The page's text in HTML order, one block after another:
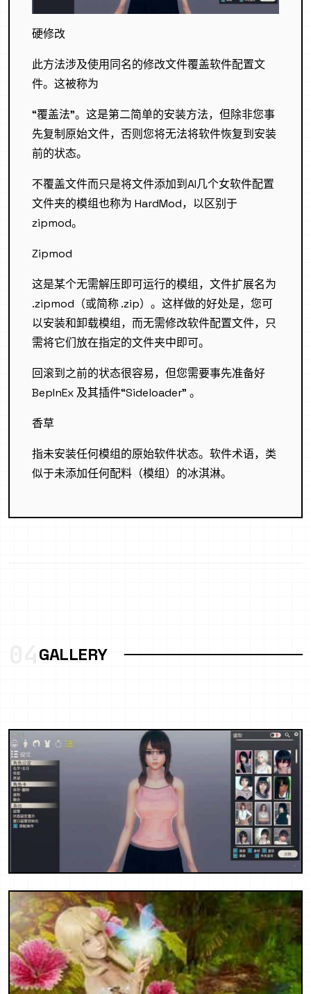
硬修改
此方法涉及使用同名的修改文件覆盖软件配置文
件。这被称为
“覆盖法”。这是第二简单的安装方法，但除非您事
先复制原始文件，否则您将无法将软件恢复到安装
前的状态。
不覆盖文件而只是将文件添加到AI几个女软件配置
文件夹的模组也称为 HardMod，以区别于
zipmod。
Zipmod
这是某个无需解压即可运行的模组，文件扩展名为
.zipmod（或简称 .zip）。这样做的好处是，您可
以安装和卸载模组，而无需修改软件配置文件，只
需将它们放在指定的文件夹中即可。
回滚到之前的状态很容易，但您需要事先准备好
BepInEx 及其插件“Sideloader” 。
香草
指未安装任何模组的原始软件状态。软件术语，类
似于未添加任何配料（模组）的冰淇淋。
GALLERY